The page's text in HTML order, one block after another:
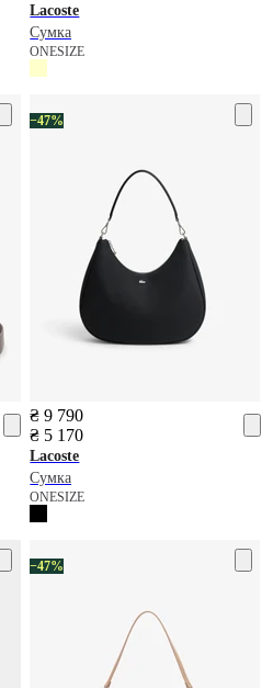
Lacoste
Сумка
ONESIZE
−47%
₴ 9 790
₴ 5 170
Lacoste
Сумка
ONESIZE
−47%